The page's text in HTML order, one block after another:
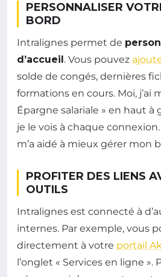
PERSONNALISER
BORD
Intralignes permet de
d’accueil . Vous pouvez
solde de congés, dernières
formations en cours. Moi, j’ai
Épargne salariale » en haut à
je le vois à chaque
m’a aidé à mieux gérer mon
PROFITER DES LIENS
OUTILS
Intralignes est connecté à
internes. Par exemple, vous
directement à votre portail
l’onglet « Services en ligne ».